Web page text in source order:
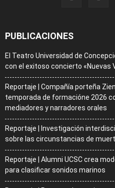
PUBLICACIONES
El Teatro Universidad de
con el exitoso concierto «Nuevas
Reportaje | Compañía porteña
temporada de formacióne 2026
mediadores y narradores orales
Reportaje | Investigación
sobre las circunstancias de
Reportaje | Alumni UCSC crea
para clasificar sonidos marinos